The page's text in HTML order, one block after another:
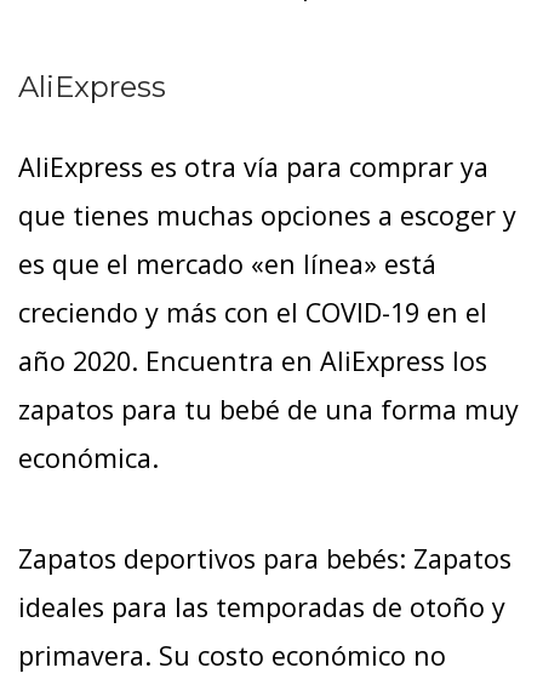
AliExpress
AliExpress es otra vía para comprar ya
que tienes muchas opciones a escoger y
es que el mercado «en línea» está
creciendo y más con el COVID-19 en el
año 2020. Encuentra en AliExpress los
zapatos para tu bebé de una forma muy
económica.
Zapatos deportivos para bebés: Zapatos
ideales para las temporadas de otoño y
primavera. Su costo económico no